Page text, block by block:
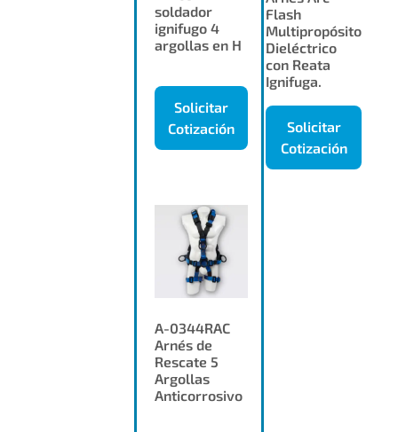
soldador
ignifugo 4
argollas en H
Solicitar
Cotización
Flash
Multipropósito
Dieléctrico
con Reata
Ignifuga.
Solicitar
Cotización
A-0344RAC
Arnés de
Rescate 5
Argollas
Anticorrosivo